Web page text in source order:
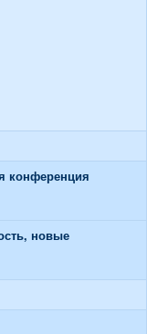
конференция
новые